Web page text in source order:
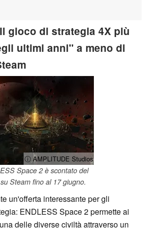
gioco di strategia 4X più
ultimi anni" a meno di
ⓘ AMPLITUDE Studios
Space 2 è scontato del
Steam fino al 17 giugno.
un'offerta interessante per gli
ENDLESS Space 2 permette ai
delle diverse civiltà attraverso un